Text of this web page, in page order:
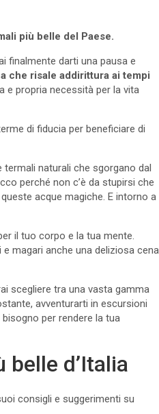
più belle del Paese.
finalmente darti una pausa e
che risale addirittura ai tempi
e propria necessità per la vita
di fiducia per beneficiare di
naturali che sgorgano dal
perché non c’è da stupirsi che
acque magiche. E intorno a
il tuo corpo e la tua mente.
magari anche una deliziosa cena
scegliere tra una vasta gamma
avventurarti in escursioni
per rendere la tua
d’Italia
consigli e suggerimenti su